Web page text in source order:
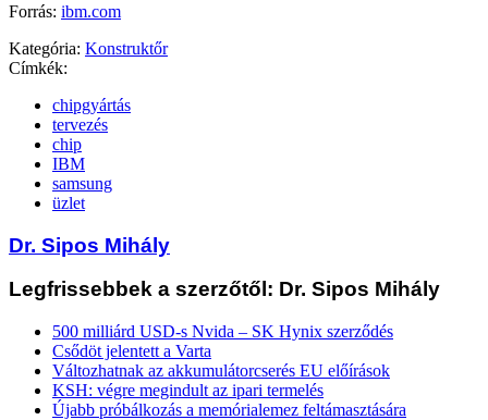
Forrás: ibm.com
Kategória: Konstruktőr
Címkék:
chipgyártás
tervezés
chip
IBM
samsung
üzlet
Dr. Sipos Mihály
Legfrissebbek a szerzőtől: Dr. Sipos Mihály
500 milliárd USD-s Nvida – SK Hynix szerződés
Csődöt jelentett a Varta
Változhatnak az akkumulátorcserés EU előírások
KSH: végre megindult az ipari termelés
Újabb próbálkozás a memórialemez feltámasztására